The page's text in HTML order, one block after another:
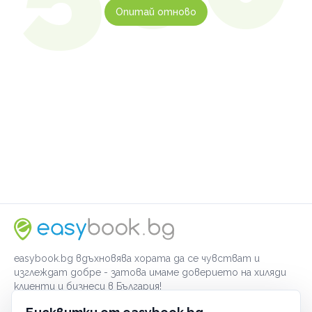
Опитай отново
easybook.bg вдъхновява хората да се чувстват и
изглеждат добре - затова имаме доверието на хиляди
клиенти и бизнеси в България!